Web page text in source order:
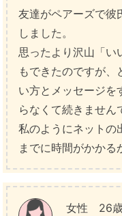
友達がペアーズで彼
しました。
思ったより沢山「い
もできたのですが
い方とメッセージを
らなくて続きません
私のようにネットの
までに時間がかかる
女性 26